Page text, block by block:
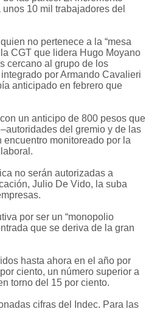
10 mil trabajadores del
no pertenece a la “mesa
CGT que lidera Hugo Moyano
cercano al grupo de los
integrado por Armando Cavalieri
anticipado en febrero que
un anticipo de 800 pesos que
del gremio y de las
monitoreado por la
no serán autorizadas a
Julio De Vido, la suba
por ser un “monopolio
que se deriva de la gran
hasta ahora en el año por
ciento, un número superior a
torno del 15 por ciento.
cifras del Indec. Para las